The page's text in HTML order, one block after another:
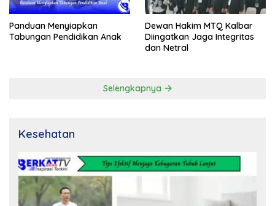
Panduan Menyiapkan
Tabungan Pendidikan Anak
Dewan Hakim MTQ Kalbar
Diingatkan Jaga Integritas
dan Netral
Selengkapnya
Kesehatan